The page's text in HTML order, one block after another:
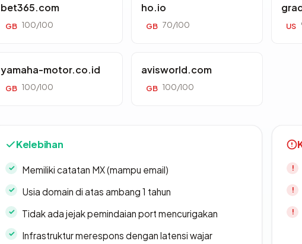
bet365.com
GB 100/100
ho.io
GB 70/100 US
yamaha-motor.co.id
GB 100/100
avisworld.com
GB 100/100
Kelebihan
Memiliki catatan MX (mampu email)
Usia domain di atas ambang 1 tahun
Tidak ada jejak pemindaian port mencurigakan
Infrastruktur merespons dengan latensi wajar